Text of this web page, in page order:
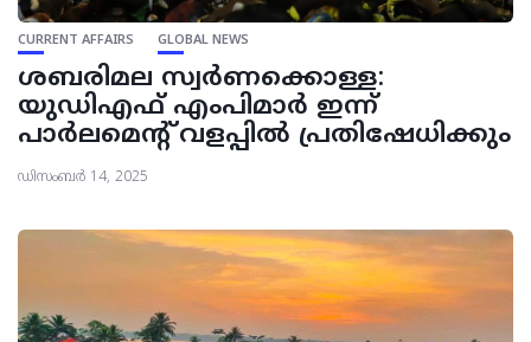
CURRENT AFFAIRS GLOBAL NEWS
ശബരിമല സ്വർണക്കൊള്ള:
യുഡിഎഫ് എംപിമാർ ഇന്ന്
പാർലമെന്റ്‌ വളപ്പിൽ പ്രതിഷേധിക്കും
ഡിസംബർ 14, 2025